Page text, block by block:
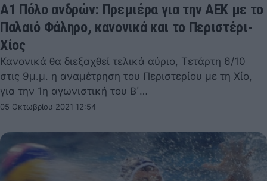
Α1 Πόλο ανδρών: Πρεμιέρα για την ΑΕΚ με το
Παλαιό Φάληρο, κανονικά και το Περιστέρι-
Χίος
Κανονικά θα διεξαχθεί τελικά αύριο, Τετάρτη 6/10
στις 9μ.μ. η αναμέτρηση του Περιστερίου με τη Χίο,
για την 1η αγωνιστική του Β΄…
05 Οκτωβρίου 2021 12:54